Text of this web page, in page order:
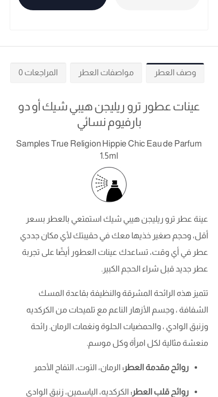
وصف العطر مواصفات العطر المراجعات 0
عينات عطور ترو ريليجن هيبي شيك أو دو
بارفيوم نسائي
Samples True Religion Hippie Chic Eau de Parfum
1.5ml
عينة عطر ترو ريليجن هيبي شيك استمتعي بالعطر بسعر
أقل، وحجم صغير خذيها معك في حقيبتك لأي مكان جددي
عطر في أي وقت، تساعدك عينات العطور أيضًا على تجربة
عطر جديد قبل شراء الحجم الكبير.
تتميز هذه الرائحة المشرقة والنظيفة بقاعدة المسك
الشفافة ، وجسم الأزهار الناعم مع تلميحات من الكركديه
وزنبق الوادي ، والحمضيات الحلوة ونغمات الرمان. رائحة
منعشة مثالية لكل امرأة وكل موسم.
روائح مقدمة العطر: الرمان، التوت، التفاح الأحمر
روائح قلب العطر: الكركديه، الياسمين، زنبق الوادي